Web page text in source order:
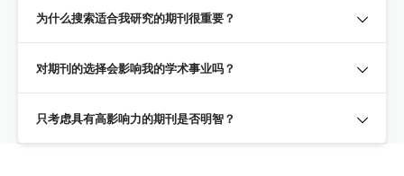
为什么搜索适合我研究的期刊很重要？
对期刊的选择会影响我的学术事业吗？
只考虑具有高影响力的期刊是否明智？